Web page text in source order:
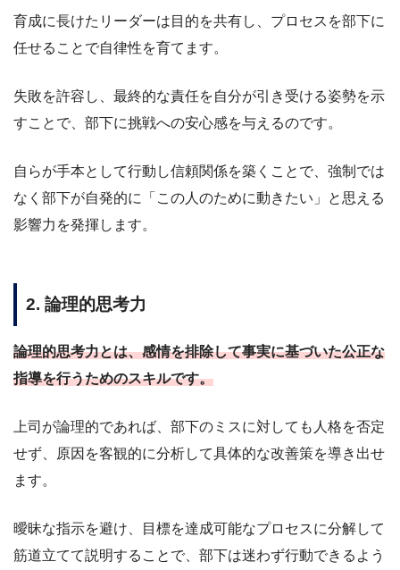
育成に長けたリーダーは目的を共有し、プロセスを部下に
任せることで自律性を育てます。
失敗を許容し、最終的な責任を自分が引き受ける姿勢を示
すことで、部下に挑戦への安心感を与えるのです。
自らが手本として行動し信頼関係を築くことで、強制では
なく部下が自発的に「この人のために動きたい」と思える
影響力を発揮します。
2. 論理的思考力
論理的思考力とは、感情を排除して事実に基づいた公正な
指導を行うためのスキルです。
上司が論理的であれば、部下のミスに対しても人格を否定
せず、原因を客観的に分析して具体的な改善策を導き出せ
ます。
曖昧な指示を避け、目標を達成可能なプロセスに分解して
筋道立てて説明することで、部下は迷わず行動できるよう